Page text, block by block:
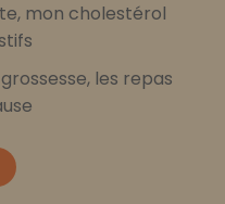
mon cholestérol
les repas